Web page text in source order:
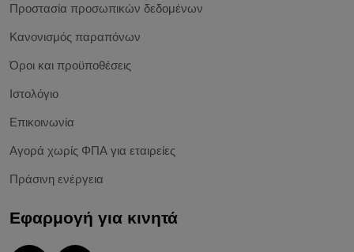
Προστασία προσωπικών δεδομένων
Κανονισμός παραπόνων
Όροι και προϋποθέσεις
Ιστολόγιο
Επικοινωνία
Αγορά χωρίς ΦΠΑ για εταιρείες
Πράσινη ενέργεια
Εφαρμογή για κινητά